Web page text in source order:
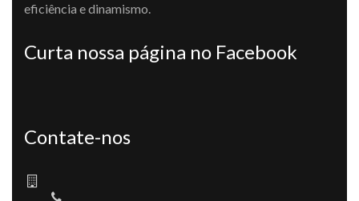
eficiência e dinamismo.
Curta nossa página no Facebook
Contate-nos